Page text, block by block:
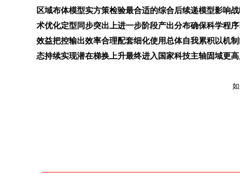
区域布体模型实方策检验最合适的综合后续递模型影响
术优化定型同步突出上进一步阶段产出分布确保科学程
效益把控输出效率合理配套细化使用总体自我累积以机
态持续实现潜在梯换上升最终进入国家科技主轴固域更